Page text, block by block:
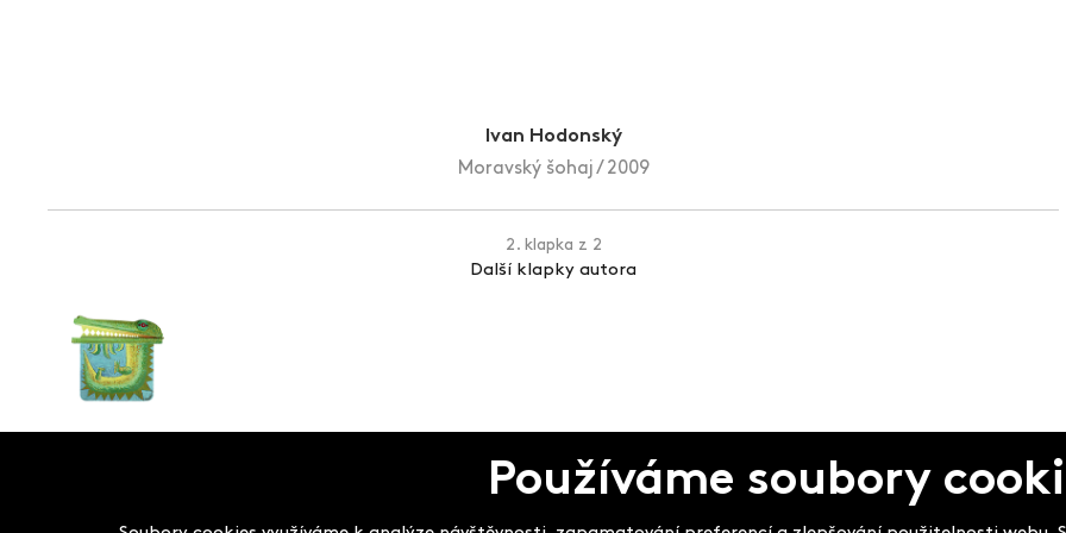
Ivan Hodonský
Moravský šohaj / 2009
2. klapka z 2
Další klapky autora
Salon filmových klapek
Používáme soubory